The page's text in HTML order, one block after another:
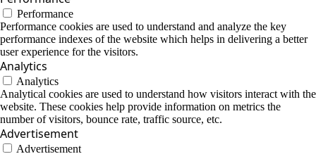
Performance
Performance cookies are used to understand and analyze the key
performance indexes of the website which helps in delivering a better
user experience for the visitors.
Analytics
Analytics
Analytical cookies are used to understand how visitors interact with the
website. These cookies help provide information on metrics the
number of visitors, bounce rate, traffic source, etc.
Advertisement
Advertisement